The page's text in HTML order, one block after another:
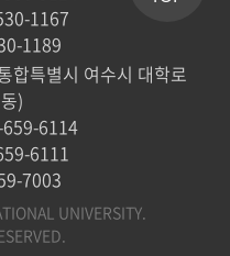
1167
1189
합특별시 여수시 대학로
)
659-6114
6111
7003
UNIVERSITY.